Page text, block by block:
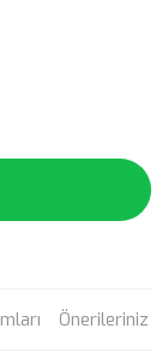
Önerileriniz